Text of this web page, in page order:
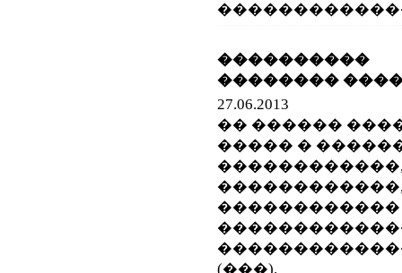
��������
27.06.2013
�� ������
����� �
������������
(���).